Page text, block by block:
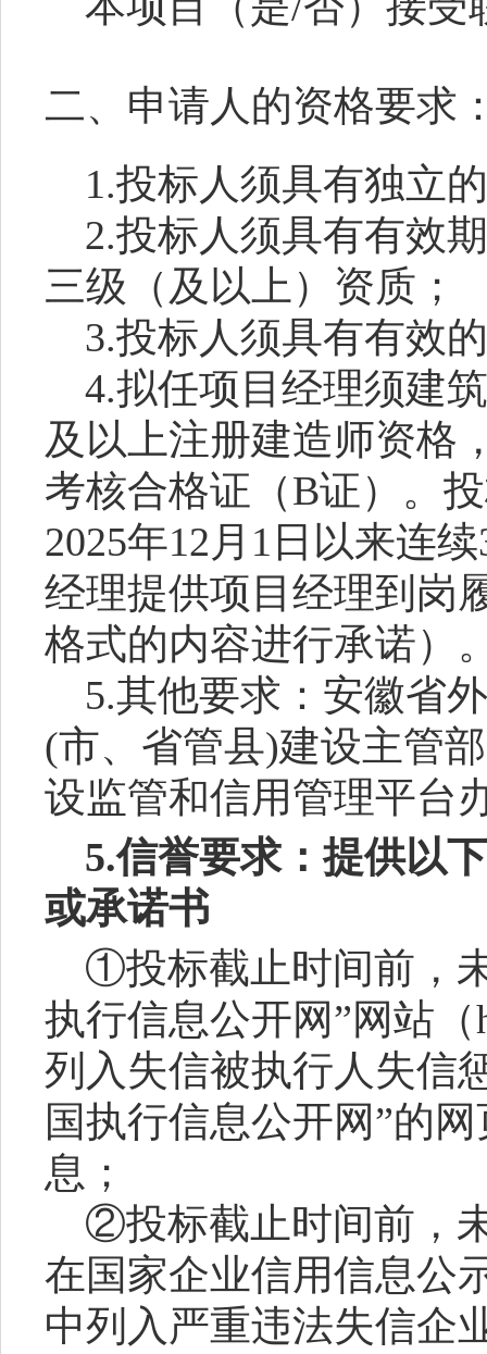
二、申请人的资格要求
1.投标人须具有独立
2.投标人须具有有效
三级（及以上）资质；
3.投标人须具有有效
4.拟任项目经理须建
及以上注册建造师资格
考核合格证（B证）。
2025年12月1日以来连
经理提供项目经理到岗
格式的内容进行承诺）
5.其他要求：安徽省
(市、省管县)建设主管
设监管和信用管理平台
5.信誉要求：提供以
或承诺书
①投标截止时间前，
执行信息公开网”网站（
列入失信被执行人失信
国执行信息公开网”的
息；
②投标截止时间前，
在国家企业信用信息公
中列入严重违法失信企